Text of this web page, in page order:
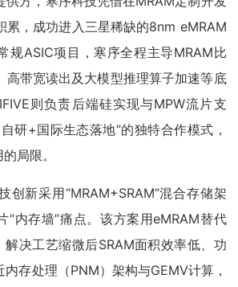
累，成功进入三星稀缺的8nm eMRAM
规ASIC项目，寒序全程主导MRAM比
高带宽读出及大模型推理算子加速等底
则负责后端硅实现与MPW流片支
研+国际生态落地”的独特合作模式，
局限。
创新采用“MRAM+SRAM”混合存储架
“内存墙”痛点。该方案用eMRAM替代
解决工艺缩微后SRAM面积效率低、功
存处理（PNM）架构与GEMV计算，